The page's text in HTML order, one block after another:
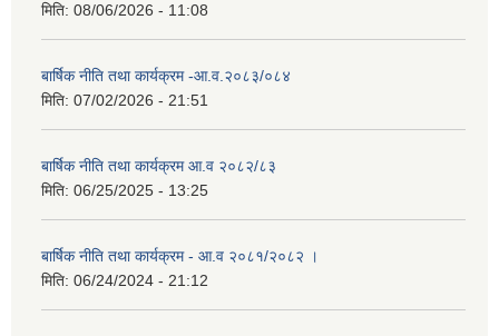
मिति: 08/06/2026 - 11:08
बार्षिक नीति तथा कार्यक्रम -आ.व.२०८३/०८४
मिति: 07/02/2026 - 21:51
बार्षिक नीति तथा कार्यक्रम आ.व २०८२/८३
मिति: 06/25/2025 - 13:25
बार्षिक नीति तथा कार्यक्रम - आ.व २०८१/२०८२ ।
मिति: 06/24/2024 - 21:12